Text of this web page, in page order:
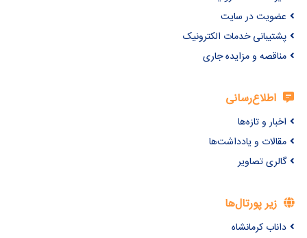
عضویت در سایت
پشتیبانی خدمات الکترونیک
مناقصه و مزایده جاری
اطلاع‌رسانی
اخبار و تازه‌ها
مقالات و یادداشت‌ها
گالری تصاویر
زیر پورتال‌ها
داناب کرمانشاه